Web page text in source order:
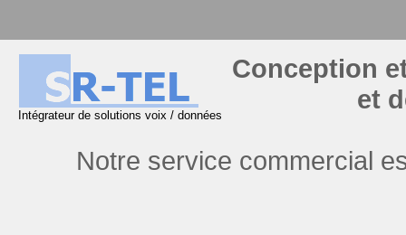
Intégrateur de solutions voix / données
Conception
et
Notre service commercial